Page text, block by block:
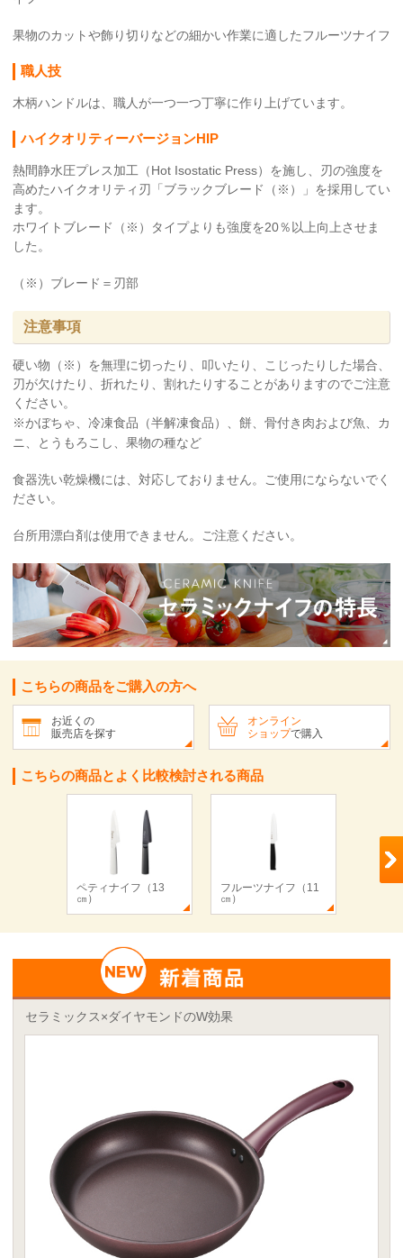
果物のカットや飾り切りなどの細かい作業に適したフルーツナイフ
職人技
木柄ハンドルは、職人が一つ一つ丁寧に作り上げています。
ハイクオリティーバージョンHIP
熱間静水圧プレス加工（Hot Isostatic Press）を施し、刃の強度を
高めたハイクオリティ刃「ブラックブレード（※）」を採用してい
ます。
ホワイトブレード（※）タイプよりも強度を20％以上向上させま
した。
（※）ブレード＝刃部
注意事項
硬い物（※）を無理に切ったり、叩いたり、こじったりした場合、
刃が欠けたり、折れたり、割れたりすることがありますのでご注意
ください。
※かぼちゃ、冷凍食品（半解凍食品）、餅、骨付き肉および魚、カ
ニ、とうもろこし、果物の種など
食器洗い乾燥機には、対応しておりません。ご使用にならないでく
ださい。
台所用漂白剤は使用できません。ご注意ください。
こちらの商品をご購入の方へ
お近くの
販売店を探す
オンライン
ショップで購入
こちらの商品とよく比較検討される商品
ペティナイフ（13
㎝）
フルーツナイフ（11
㎝）
セラミックス×ダイヤモンドのW効果